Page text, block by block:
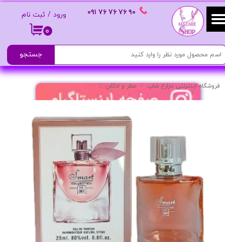
۰
ورود / ثبت نام
حساب کاربری من
تغییر گذر واژه
سفارشات
خروج از حساب کاربری
٩٠ ٧۶ ٧۶ ٧۶ ٠٩١
جستجو
فروشگاه اینترنتی مزارع شاپ عطر و ادکلن